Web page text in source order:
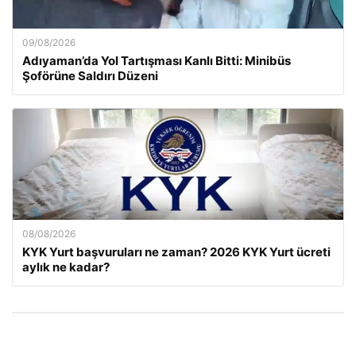
09/08/2026
Adıyaman’da Yol Tartışması Kanlı Bitti: Minibüs
Şoförüne Saldırı Düzeni
08/08/2026
KYK Yurt başvuruları ne zaman? 2026 KYK Yurt ücreti
aylık ne kadar?